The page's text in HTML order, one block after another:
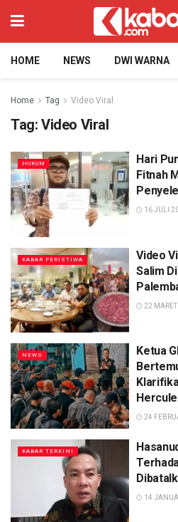
HOME NEWS DWI WARNA
Home Tag Video Viral
Tag: Video Viral
HUKUM
Hari
Fitnah
16 JULI
KABAR PERISTIWA
Video
Salim
22
NEWS
Ketua
24
KABAR TERKINI
14